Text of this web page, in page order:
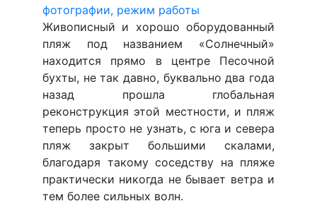
Живописный и хорошо оборудованный
пляж под названием «Солнечный»
находится прямо в центре Песочной
бухты, не так давно, буквально два года
назад прошла глобальная
реконструкция этой местности, и пляж
теперь просто не узнать, с юга и севера
пляж закрыт большими скалами,
благодаря такому соседству на пляже
практически никогда не бывает ветра и
тем более сильных волн.